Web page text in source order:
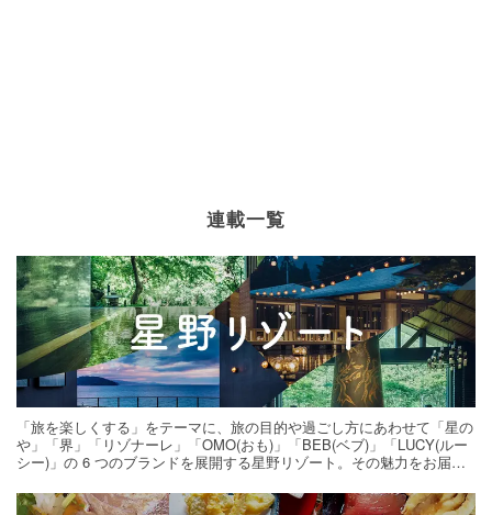
連載一覧
「旅を楽しくする」をテーマに、旅の目的や過ごし方にあわせて「星の
や」「界」「リゾナーレ」「OMO(おも)」「BEB(ベブ)」「LUCY(ルー
シー)」の 6 つのブランドを展開する星野リゾート。その魅力をお届け